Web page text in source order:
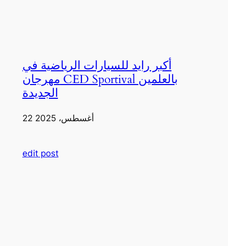
أكبر رايد للسيارات الرياضية في
مهرجان CED Sportival بالعلمين
الجديدة
22 أغسطس، 2025
edit post